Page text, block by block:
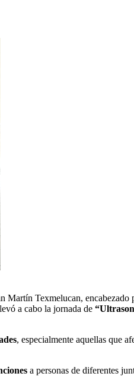
Texmelucan,
a cabo la jornada de
, especialmente aquellas que
a personas de diferentes